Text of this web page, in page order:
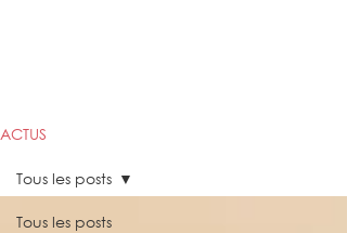
ACTUS
Tous les posts
Tous les posts